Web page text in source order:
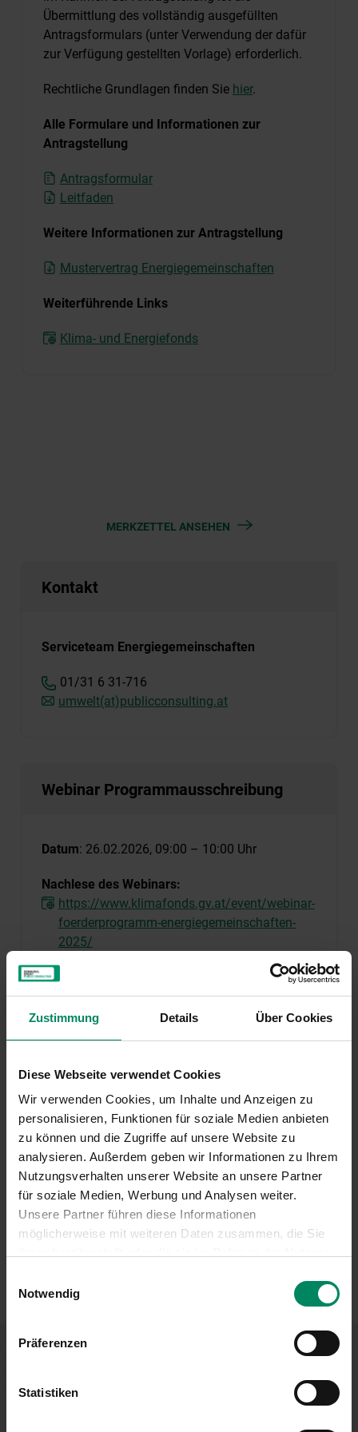
Zustimmung Details Über Cookies
Diese Webseite verwendet Cookies
Wir verwenden Cookies, um Inhalte und Anzeigen zu
personalisieren, Funktionen für soziale Medien anbieten
zu können und die Zugriffe auf unsere Website zu
analysieren. Außerdem geben wir Informationen zu Ihrem
Nutzungsverhalten unserer Website an unsere Partner
für soziale Medien, Werbung und Analysen weiter.
Unsere Partner führen diese Informationen
möglicherweise mit weiteren Daten zusammen, die Sie
Notwendig
Präferenzen
Statistiken
Übermittlung des vollständig ausgefüllten
Antragsformulars (unter Verwendung der dafür
zur Verfügung gestellten Vorlage) erforderlich.
Rechtliche Grundlagen finden Sie hier.
Alle Formulare und Informationen zur
Antragstellung
Antragsformular
Leitfaden
Weitere Informationen zur Antragstellung
Mustervertrag Energiegemeinschaften
Weiterführende Links
Klima- und Energiefonds
MERKZETTEL ANSEHEN
Kontakt
Serviceteam Energiegemeinschaften
01/31 6 31-716
umwelt(at)publicconsulting.at
Webinar Programmausschreibung
Datum: 26.02.2026, 09:00 – 10:00 Uhr
Nachlese des Webinars:
https://www.klimafonds.gv.at/event/webinar-
foerderprogramm-energiegemeinschaften-
2025/
Webinar Betriebsdatenblatt
23.09.2026, 08:30 – 09:30 Uhr
Link zur Anmeldung
Nachlese des ersten Webinars vom 17.06.2026
Link zur Präsentation
Link zur Videoaufzeichnung auf Youtube
Förderung nicht gefunden?